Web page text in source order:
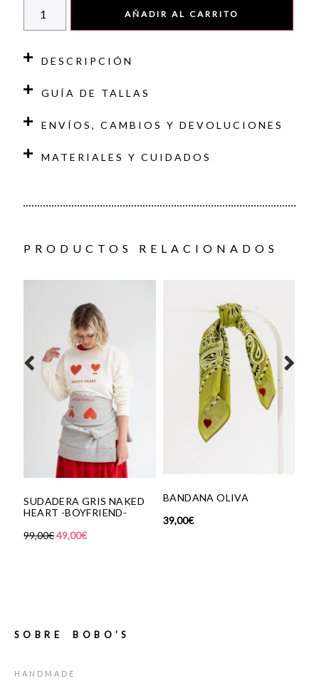
AÑADIR AL CARRITO
DESCRIPCIÓN
GUÍA DE TALLAS
ENVÍOS, CAMBIOS Y DEVOLUCIONES
MATERIALES Y CUIDADOS
PRODUCTOS RELACIONADOS
GRIS NAKED
-BOYFRIEND-
49,00€
BANDANA OLIVA
SOBRE BOBO’S
HANDMADE